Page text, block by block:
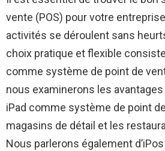
vente (POS) pour votre
activités se déroulent sans
choix pratique et flexible
comme système de point de
nous examinerons les avantages
iPad comme système de point
magasins de détail et les
Nous parlerons également